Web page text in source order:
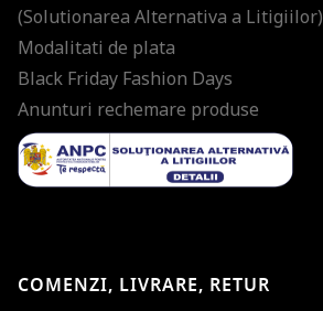
(Solutionarea Alternativa a Litigiilor)
Modalitati de plata
Black Friday Fashion Days
Anunturi rechemare produse
COMENZI, LIVRARE, RETUR